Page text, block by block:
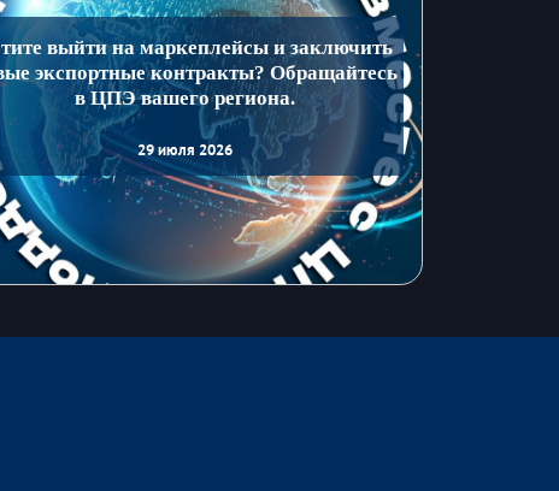
выйти на маркеплейсы и заключить
экспортные контракты? Обращайтесь
в ЦПЭ вашего региона.
29 июля 2026